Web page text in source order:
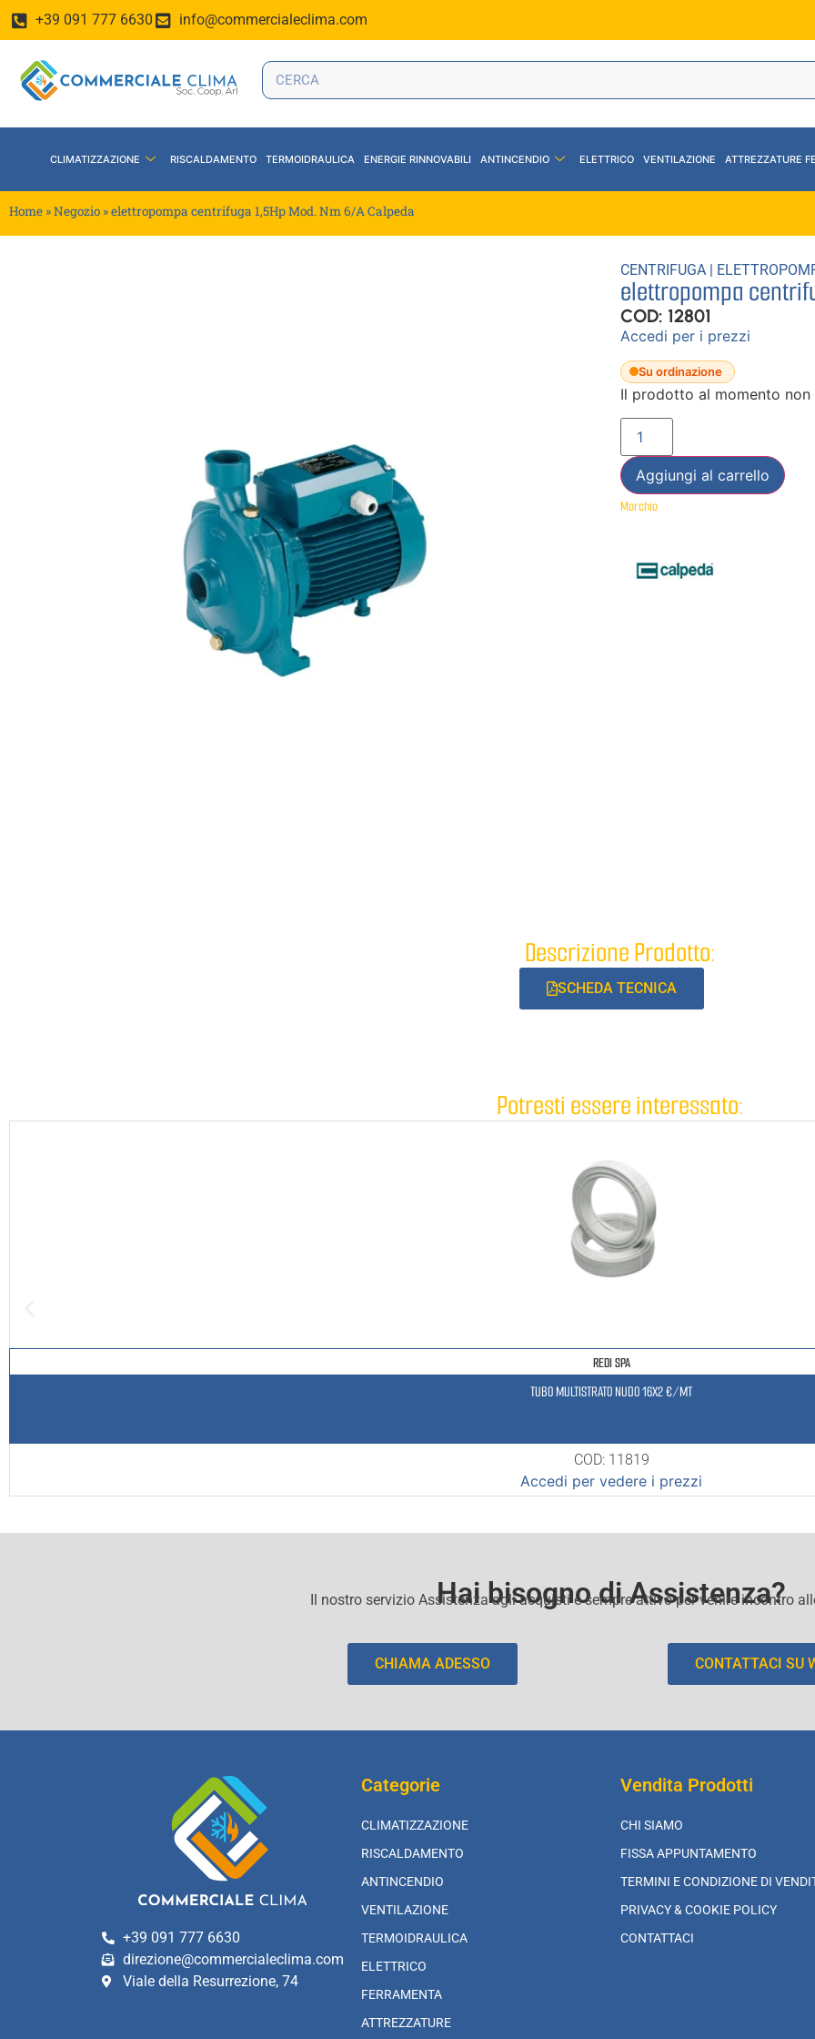
+39 091 777 6630 info@commercialeclima.com
CLIMATIZZAZIONE RISCALDAMENTO TERMOIDRAULICA ENERGIE RINNOVABILI ANTINCENDIO ELETTRICO VENTILAZIONE ATTREZZATURE
Home »Negozio »elettropompa centrifuga 1,5Hp Mod. Nm 6/A Calpeda
CENTRIFUGA |
elettropompa
COD: 12801
Accedi per i prezzi
Su ordinazione
Il prodotto al momento
Aggiungi al carrello
Marchio
Descrizione Prodotto:
SCHEDA TECNICA
Potresti essere interessato:
REDI SPA
TUBO MULTISTRATO NUDO 16X2 €/MT
COD: 11819
Accedi per vedere i prezzi
Hai bisogno di Assistenza?
Il nostro servizio Assistenza agli acquisti e sempre attivo per venire incontro
CHIAMA ADESSO CONTATTACI SU
+39 091 777 6630
direzione@commercialeclima.com
Viale della Resurrezione, 74
Categorie
CLIMATIZZAZIONE
RISCALDAMENTO
ANTINCENDIO
VENTILAZIONE
TERMOIDRAULICA
ELETTRICO
FERRAMENTA
ATTREZZATURE
Vendita Prodotti
CHI SIAMO
FISSA APPUNTAMENTO
TERMINI E CONDIZIONE DI
PRIVACY & COOKIE POLICY
CONTATTACI